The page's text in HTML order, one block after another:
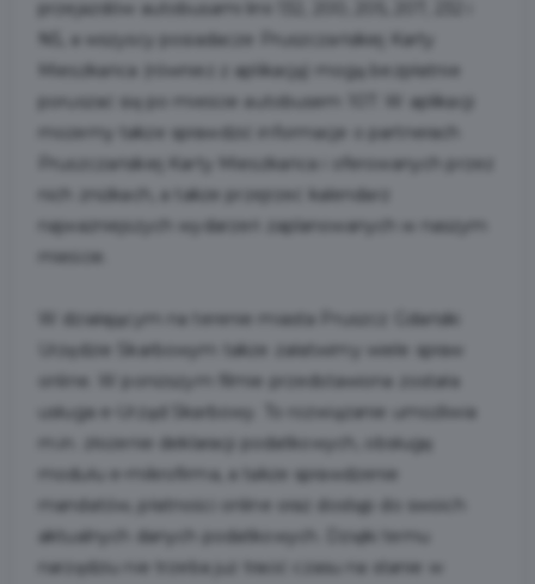
przejazdów autobusami linii 132, 200, 205, 207, 232 i
N5, a wszyscy posiadacze Pruszczańskiej Karty
Mieszkańca (również z aplikacją) mogą bezpłatnie
poruszać się po mieście autobusem 107. W aplikacji
możemy także sprawdzić informacje o partnerach
Pruszczańskiej Karty Mieszkańca i oferowanych przez
nich zniżkach, a także przejrzeć kalendarz
najważniejszych wydarzeń zaplanowanych w naszym
mieście.
W działającym na terenie miasta Pruszcz Gdański
Urzędzie Skarbowym także załatwimy wiele spraw
online. W poniższym filmie przedstawiona została
usługa e-Urząd Skarbowy. To rozwiązanie umożliwia
m.in. złożenie deklaracji podatkowych, obsługę
modułu e-mikrofirma, a także sprawdzenie
mandatów, płatności online oraz dostęp do swoich
aktualnych danych podatkowych. Dzięki temu
narzędziu nie trzeba już tracić czasu na stanie w